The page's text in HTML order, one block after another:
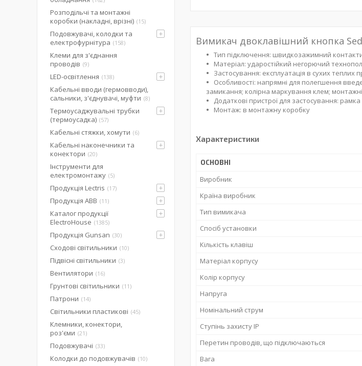
Вимикач двоклавішний кнопка
Тип підключення: швидкозажимний
Матеріал: ударостійкий негорючий
Застосування: експлуатація в сухих теплих
Особливості: напрямні для полегшення
замикання; колірна маркування клем;
Додаткові пристрої для застосування: рамка
Монтаж: в монтажну коробку
Характеристики
ОСНОВНІ
Виробник
Країна виробник
Тип вимикача
Спосіб установки
Кількість клавіш
Матеріал корпусу
Колір корпусу
Напруга
Номінальний струм
Ступінь захисту IP
Перетин проводів, що підключаються
Вага
Розподільчі та монтажні
коробки (накладні, врізні) 15
Подовжувачі, колодки та
електрофурнітура
158
Клеми для з'єднання
проводів 9
LED-освітлення 138
Кабельні вводи (гермовводи),
сальники, з'єднувачі, муфти 8
Термоусаджувальні трубки
(термоусадка) 57
Кабельні стяжки, хомути 6
Кабельні наконечники та
конектори 20
Інструменти для
електромонтажу 5
Продукція Lectris 17
Продукція ABB 11
Каталог продукції
ElectroHouse
1385
Продукція Gunsan 30
Сходові світильники 10
Підвісні світильники 3
Вентилятори 16
Грунтові світильники 11
Патрони 14
Світильники пластикові 45
Клемники, конектори,
роз'єми 21
Подовжувачі 33
Колодки до подовжувачів 10